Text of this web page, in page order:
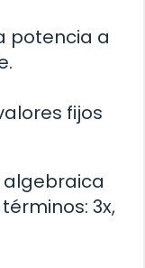
potencia a
fijos
algebraica
3x,